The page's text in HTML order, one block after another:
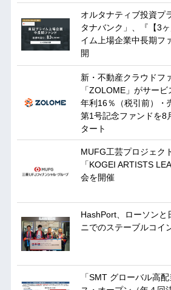
オルタナティブ投資プ
タナバンク」、『【3
イム上場企業中長期フ
開
新・不動産クラウドフ
「ZOLOME」がサー
年利16％（税引前）・
第1号記念ファンドを8
タート
MUFG工芸プロジェ
「KOGEI ARTISTS
会を開催
HashPort、ローソンと
ニでのステーブルコイ
「SMT グローバル高